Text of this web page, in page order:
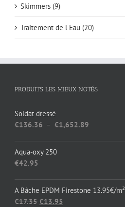
Skimmers (9)
Traitement de l Eau (20)
PRODUITS LES MIEUX NOTÉS
Soldat dressé
€136.36 – €1,652.89
€1,652.89
Aqua-oxy 250
€42.95
A Bâche EPDM Firestone 13.95€/m²
€17.35 Le
€13.95